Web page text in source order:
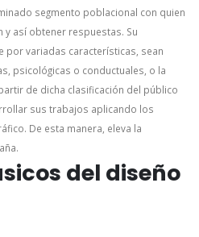
segmento poblacional con quien
y así obtener respuestas. Su
por variadas características, sean
psicológicas o conductuales, o la
de dicha clasificación del público
sus trabajos aplicando los
De esta manera, eleva la
del diseño